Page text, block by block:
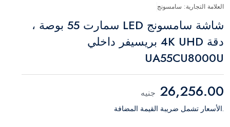
العلامة التجارية: سامسونج
شاشة سامسونج LED سمارت 55 بوصة ،
دقة 4K UHD بريسيفر داخلي
UA55CU8000U
26,256.00 جنيه
.الأسعار تشمل ضريبة القيمة المضافة